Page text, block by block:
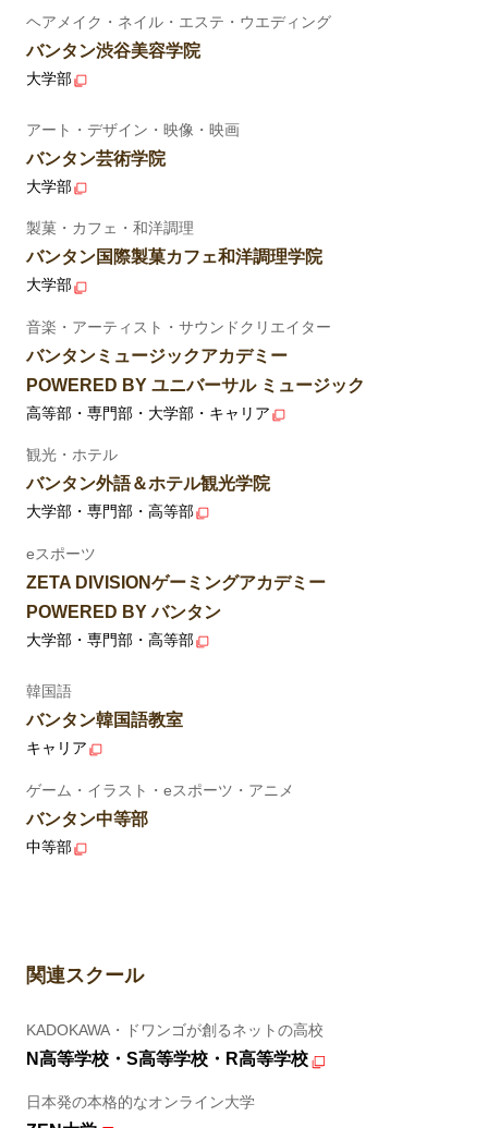
ヘアメイク・ネイル・エステ・ウエディング
バンタン渋谷美容学院
大学部
アート・デザイン・映像・映画
バンタン芸術学院
大学部
製菓・カフェ・和洋調理
バンタン国際製菓カフェ和洋調理学院
大学部
音楽・アーティスト・サウンドクリエイター
バンタンミュージックアカデミー
POWERED BY ユニバーサル ミュージック
高等部・専門部・大学部・キャリア
観光・ホテル
バンタン外語＆ホテル観光学院
大学部・専門部・高等部
eスポーツ
ZETA DIVISIONゲーミングアカデミー
POWERED BY バンタン
大学部・専門部・高等部
韓国語
バンタン韓国語教室
キャリア
ゲーム・イラスト・eスポーツ・アニメ
バンタン中等部
中等部
関連スクール
KADOKAWA・ドワンゴが創るネットの高校
N高等学校・S高等学校・R高等学校
日本発の本格的なオンライン大学